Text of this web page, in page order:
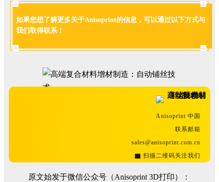
如果您想了解更多关于Anisoprint的信息，可以通过以下方式与
我们取得联系！
Anisoprint 中国
联系邮箱
sales@anisoprint.com.cn
▇ 扫描二维码关注我们
原文始发于微信公众号（Anisoprint 3D打印）：